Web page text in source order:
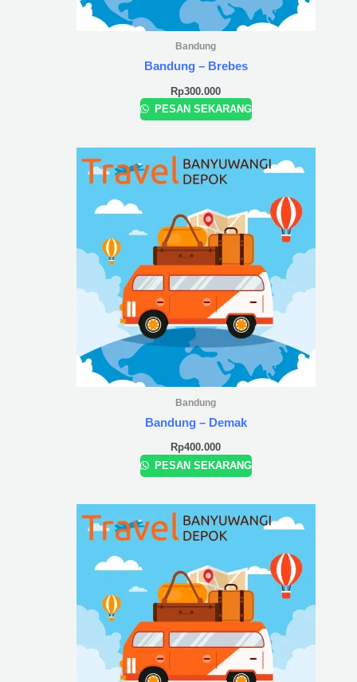
Bandung
Bandung – Brebes
Rp300.000
PESAN SEKARANG
Bandung
Bandung – Demak
Rp400.000
PESAN SEKARANG